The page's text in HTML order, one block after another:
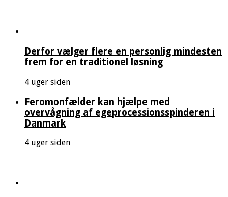
Derfor vælger flere en personlig mindesten
frem for en traditionel løsning
4 uger siden
Feromonfælder kan hjælpe med
overvågning af egeprocessionsspinderen i
Danmark
4 uger siden